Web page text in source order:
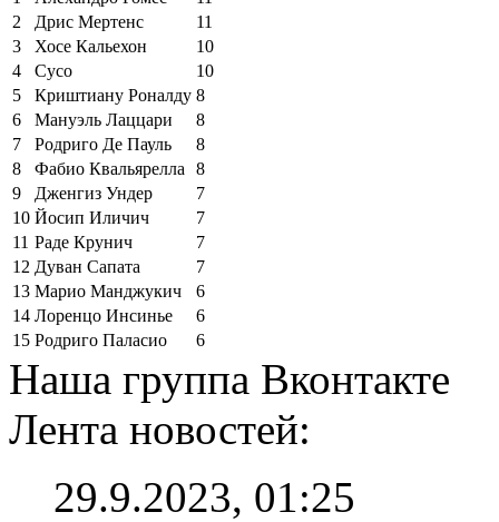
2
Дрис Мертенс
11
3
Хосе Кальехон
10
4
Сусо
10
5
Криштиану Роналду 8
6
Мануэль Лаццари
8
7
Родриго Де Пауль
8
8
Фабио Квальярелла
8
9
Дженгиз Ундер
7
10 Йосип Иличич
7
11 Раде Крунич
7
12 Дуван Сапата
7
13 Марио Манджукич
6
14 Лоренцо Инсинье
6
15 Родриго Паласио 6
Наша группа Вконтакте
Лента новостей:
29.9.2023, 01:25